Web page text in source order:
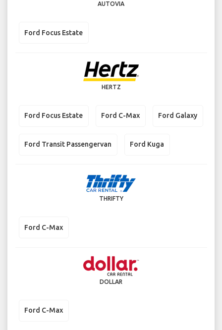
AUTOVIA
Ford Focus Estate
HERTZ
Ford Focus Estate Ford C-Max Ford Galaxy
Ford Transit Passengervan Ford Kuga
THRIFTY
Ford C-Max
DOLLAR
Ford C-Max